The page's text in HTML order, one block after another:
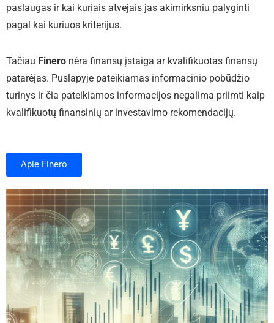
paslaugas ir kai kuriais atvejais jas akimirksniu palyginti
pagal kai kuriuos kriterijus.
Tačiau Finero nėra finansų įstaiga ar kvalifikuotas finansų
patarėjas. Puslapyje pateikiamas informacinio pobūdžio
turinys ir čia pateikiamos informacijos negalima priimti kaip
kvalifikuotų finansinių ar investavimo rekomendacijų.
Apie Finero